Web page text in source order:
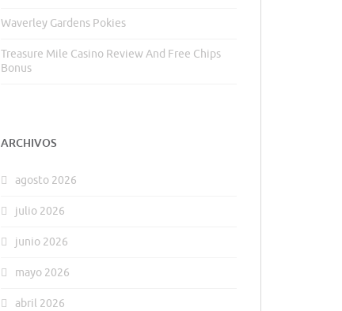
Waverley Gardens Pokies
Treasure Mile Casino Review And Free Chips
Bonus
ARCHIVOS
agosto 2026
julio 2026
junio 2026
mayo 2026
abril 2026